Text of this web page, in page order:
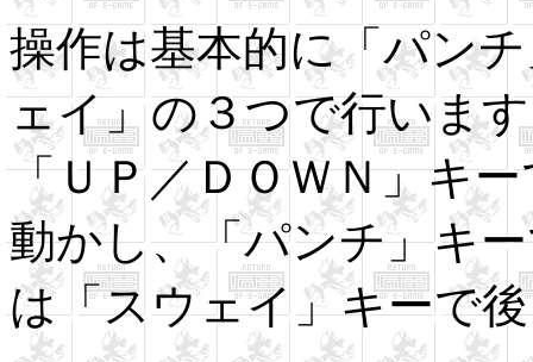
操作は基本的に「パン
ェイ」の３つで行いま
「ＵＰ／ＤＯＷＮ」キ
動かし、「パンチ」キ
は「スウェイ」キーで